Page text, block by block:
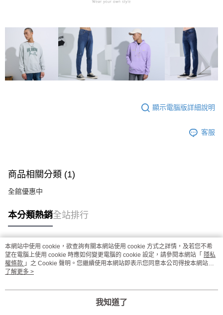
顯示電腦版詳細說明
客服
商品相關分類 (1)
全館優惠中
本分類熱銷全站排行
熱門標籤
本網站中使用 cookie，欲查詢有關本網站使用 cookie 方式之詳情，及若您不希
望在電腦上使用 cookie 時應如何變更電腦的 cookie 設定，請參閱本網站「 隱私
權條款 」之 Cookie 聲明。您繼續使用本網站即表示您同意本公司得按本網站使
用條款之 Cookie 聲明使用 cookie。
了解更多 >
我知道了